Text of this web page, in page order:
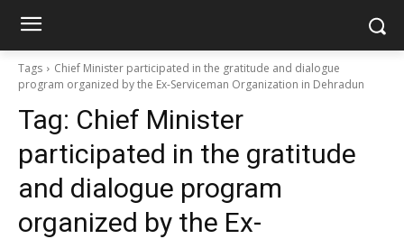
Tags
Chief Minister participated in the gratitude and dialogue
program organized by the Ex-Serviceman Organization in Dehradun
Tag: Chief Minister
participated in the gratitude
and dialogue program
organized by the Ex-